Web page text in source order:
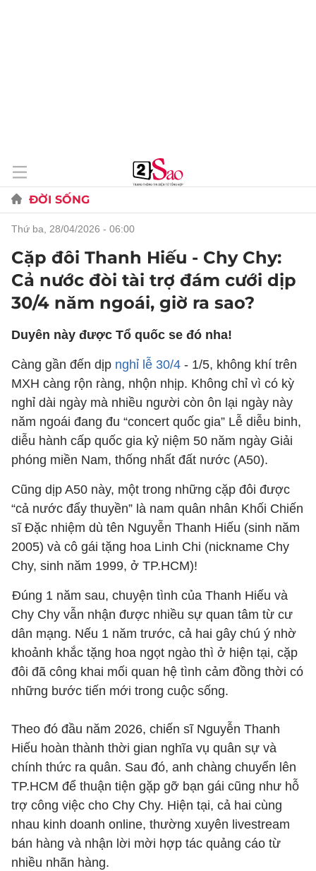
ĐỜI SỐNG
thứ ba, 28/04/2026 - 06:00
Cặp đôi Thanh Hiếu - Chy Chy:
Cả nước đòi tài trợ đám cưới dịp
30/4 năm ngoái, giờ ra sao?
Duyên này được Tổ quốc se đó nha!
Càng gần đến dịp nghỉ lễ 30/4 - 1/5, không khí trên
MXH càng rộn ràng, nhộn nhịp. Không chỉ vì có kỳ
nghỉ dài ngày mà nhiều người còn ôn lại ngày này
năm ngoái đang đu “concert quốc gia” Lễ diễu binh,
diễu hành cấp quốc gia kỷ niệm 50 năm ngày Giải
phóng miền Nam, thống nhất đất nước (A50).
Cũng dịp A50 này, một trong những cặp đôi được
“cả nước đẩy thuyền” là nam quân nhân Khối Chiến
sĩ Đặc nhiệm dù tên Nguyễn Thanh Hiếu (sinh năm
2005) và cô gái tặng hoa Linh Chi (nickname Chy
Chy, sinh năm 1999, ở TP.HCM)!
Đúng 1 năm sau, chuyện tình của Thanh Hiếu và
Chy Chy vẫn nhận được nhiều sự quan tâm từ cư
dân mạng. Nếu 1 năm trước, cả hai gây chú ý nhờ
khoảnh khắc tặng hoa ngọt ngào thì ở hiện tại, cặp
đôi đã công khai mối quan hệ tình cảm đồng thời có
những bước tiến mới trong cuộc sống.
Theo đó đầu năm 2026, chiến sĩ Nguyễn Thanh
Hiếu hoàn thành thời gian nghĩa vụ quân sự và
chính thức ra quân. Sau đó, anh chàng chuyển lên
TP.HCM để thuận tiện gặp gỡ bạn gái cũng như hỗ
trợ công việc cho Chy Chy. Hiện tại, cả hai cùng
nhau kinh doanh online, thường xuyên livestream
bán hàng và nhận lời mời hợp tác quảng cáo từ
nhiều nhãn hàng.